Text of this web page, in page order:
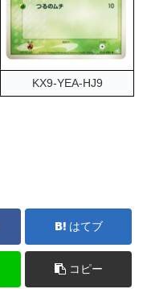
KX9-YEA-HJ9
はてブ
コピー